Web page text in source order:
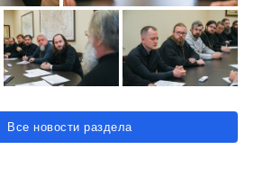
Все новости раздела